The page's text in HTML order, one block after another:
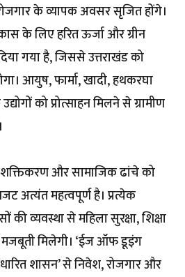
के व्यापक अवसर सृजित होंगे।
के लिए हरित ऊर्जा और ग्रीन
गया है, जिससे उत्तराखंड को
आयुष, फार्मा, खादी, हथकरघा
को प्रोत्साहन मिलने से ग्रामीण
और सामाजिक ढांचे को
अत्यंत महत्वपूर्ण है। प्रत्येक
की व्यवस्था से महिला सुरक्षा, शिक्षा
मजबूती मिलेगी। ‘ईज ऑफ डूइंग
शासन’ से निवेश, रोजगार और